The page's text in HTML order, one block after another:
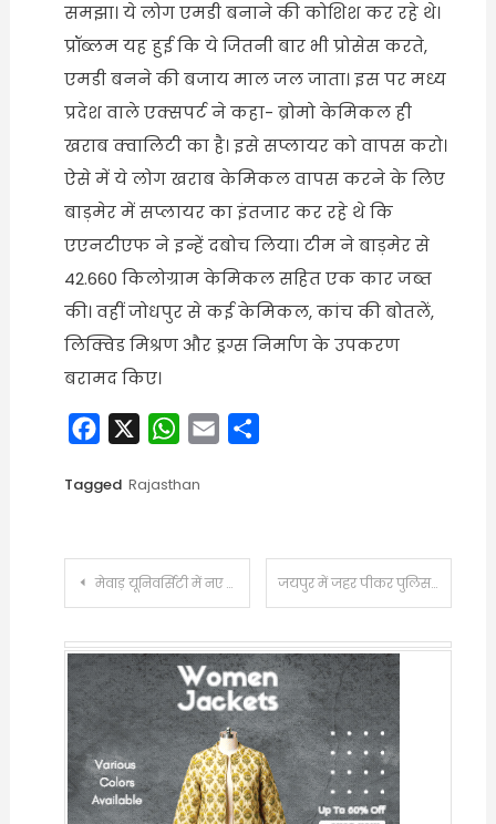
समझा। ये लोग एमडी बनाने की कोशिश कर रहे थे।
प्रॉब्लम यह हुई कि ये जितनी बार भी प्रोसेस करते,
एमडी बनने की बजाय माल जल जाता। इस पर मध्य
प्रदेश वाले एक्सपर्ट ने कहा- ब्रोमो केमिकल ही
खराब क्वालिटी का है। इसे सप्लायर को वापस करो।
ऐसे में ये लोग खराब केमिकल वापस करने के लिए
बाड़मेर में सप्लायर का इंतजार कर रहे थे कि
एएनटीएफ ने इन्हें दबोच लिया। टीम ने बाड़मेर से
42.660 किलोग्राम केमिकल सहित एक कार जब्त
की। वहीं जोधपुर से कई केमिकल, कांच की बोतलें,
लिक्विड मिश्रण और ड्रग्स निर्माण के उपकरण
बरामद किए।
Facebook WhatsApp
Email
Tagged Rajasthan
Post
navigation
मेवाड़ यूनिवर्सिटी में नए एडमिशन नहीं होंगे:फर्जी डिग्री समेत गड़बड़ियों की जांच रिपोर्ट के बाद सरकार ने लगाई रोक, चेयरमैन बोले-हाईकोर्ट जाएंगे जयपुर में जहर पीकर पुलिस स्टेशन पहुंचा युवक, मौत:5 दिन से घर से था गायब, कोर्ट में चल रहा था मकान विवाद का मामला